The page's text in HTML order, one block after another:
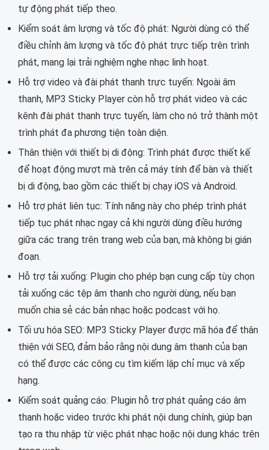
tự động phát tiếp theo.
Kiểm soát âm lượng và tốc độ phát: Người dùng có thể
điều chỉnh âm lượng và tốc độ phát trực tiếp trên trình
phát, mang lại trải nghiệm nghe nhạc linh hoạt.
Hỗ trợ video và đài phát thanh trực tuyến: Ngoài âm
thanh, MP3 Sticky Player còn hỗ trợ phát video và các
kênh đài phát thanh trực tuyến, làm cho nó trở thành một
trình phát đa phương tiện toàn diện.
Thân thiện với thiết bị di động: Trình phát được thiết kế
để hoạt động mượt mà trên cả máy tính để bàn và thiết
bị di động, bao gồm các thiết bị chạy iOS và Android.
Hỗ trợ phát liên tục: Tính năng này cho phép trình phát
tiếp tục phát nhạc ngay cả khi người dùng điều hướng
giữa các trang trên trang web của bạn, mà không bị gián
đoạn.
Hỗ trợ tải xuống: Plugin cho phép bạn cung cấp tùy chọn
tải xuống các tệp âm thanh cho người dùng, nếu bạn
muốn chia sẻ các bản nhạc hoặc podcast với họ.
Tối ưu hóa SEO: MP3 Sticky Player được mã hóa để thân
thiện với SEO, đảm bảo rằng nội dung âm thanh của bạn
có thể được các công cụ tìm kiếm lập chỉ mục và xếp
hạng.
Kiểm soát quảng cáo: Plugin hỗ trợ phát quảng cáo âm
thanh hoặc video trước khi phát nội dung chính, giúp bạn
tạo ra thu nhập từ việc phát nhạc hoặc nội dung khác trên